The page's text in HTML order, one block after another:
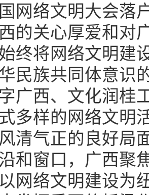
网络文明大会落
的关心厚爱和对
终将网络文明建
民族共同体意识
广西、文化润桂
多样的网络文明
清气正的良好局
和窗口，广西聚
网络文明建设